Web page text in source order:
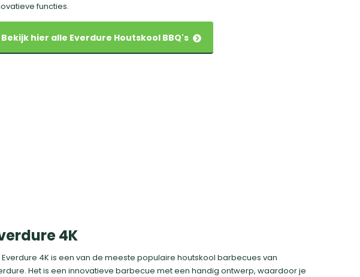
functies.
Bekijk hier alle Everdure Houtskool BBQ's
4K
Everdure 4K is een van de meeste populaire houtskool barbecues van
Het is een innovatieve barbecue met een handig ontwerp, waardoor je